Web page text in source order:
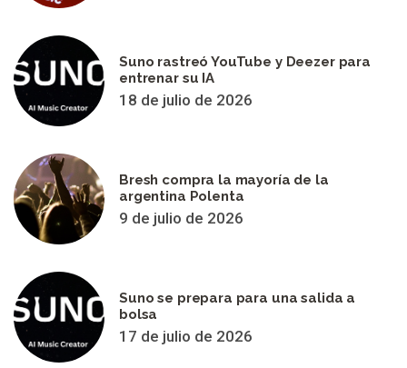
Suno rastreó YouTube y Deezer para
entrenar su IA
18 de julio de 2026
Bresh compra la mayoría de la
argentina Polenta
9 de julio de 2026
Suno se prepara para una salida a
bolsa
17 de julio de 2026